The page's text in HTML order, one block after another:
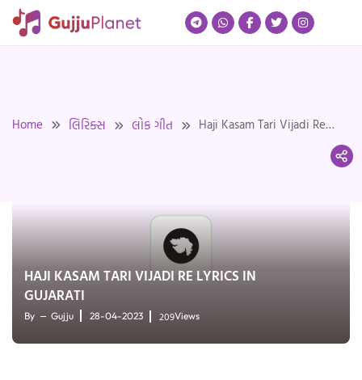
Skip
Home લિરિક્સ લોક ગીત
Haji Kasam Tari Vijadi Re
HAJI KASAM TARI VIJADI RE LYRICS IN
GUJARATI
By Gujju 28-04-2023 209Views